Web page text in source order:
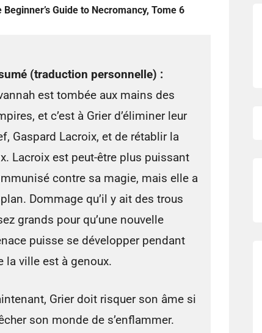
Beginner’s Guide to Necromancy, Tome 6
(traduction personnelle) :
est tombée aux mains des
et c’est à Grier d’éliminer leur
Gaspard Lacroix, et de rétablir la
Lacroix est peut-être plus puissant
contre sa magie, mais elle a
Dommage qu’il y ait des trous
grands pour qu’une nouvelle
puisse se développer pendant
la ville est à genoux.
Grier doit risquer son âme si
son monde de s’enflammer.